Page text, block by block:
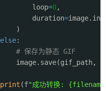
loop=0,
duration=
)
else:
# 保存为静态 GIF
image.save(gif_path,
print (f"成功转换: